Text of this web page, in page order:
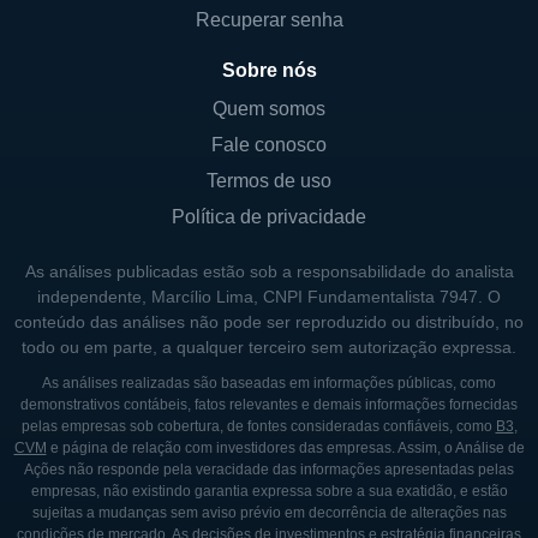
companhia abrange tanto opções
pesquisa quanto a identificação de novos
alvos terapêuticos.
Além disso, a empresa busca desenvolver
parcerias estratégicas que possam ampliar
suas capacidades de pesquisa e aumentar a
isso, a Morphic visa uma integração fluída
entre seus esforços de pesquisa básica e
aplicada, criando um ecossistema robusto
para promover suas inovações no campo
das biotecnologias.
CONTROLADORES E SÓCIOS
Recuperar senha
Sobre nós
Quem somos
Fale conosco
Termos de uso
Política de privacidade
As análises publicadas estão sob a responsabilidade do analista
independente, Marcílio Lima, CNPI Fundamentalista 7947. O
conteúdo das análises não pode ser reproduzido ou distribuído, no
todo ou em parte, a qualquer terceiro sem autorização expressa.
As análises realizadas são baseadas em informações públicas, como
demonstrativos contábeis, fatos relevantes e demais informações fornecidas
pelas empresas sob cobertura, de fontes consideradas confiáveis, como B3,
CVM e página de relação com investidores das empresas. Assim, o Análise de
Ações não responde pela veracidade das informações apresentadas pelas
empresas, não existindo garantia expressa sobre a sua exatidão, e estão
sujeitas a mudanças sem aviso prévio em decorrência de alterações nas
condições de mercado. As decisões de investimentos e estratégia financeiras